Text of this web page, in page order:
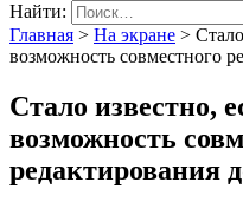
Найти:
Главная > На экране >
возможность совместного
Стало известно,
возможность
редактирования